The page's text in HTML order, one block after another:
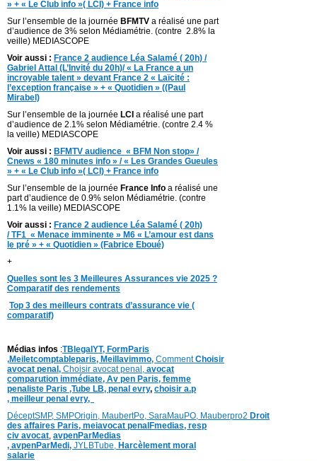
» + « Le Club info »( LCI) + France info
Sur l’ensemble de la journée BFMTV a réalisé une part
d’audience de 3% selon Médiamétrie. (contre 2.8% la
veille) MEDIASCOPE
Voir aussi : France 2 audience Léa Salamé ( 20h) /
Gabriel Attal (L’Invité du 20h)/ « La France a un
incroyable talent » devant France 2 « Laïcité :
l’exception française » + « Quotidien » ((Paul
Mirabel)
Sur l’ensemble de la journée LCI a réalisé une part
d’audience de 2.1% selon Médiamétrie. (contre 2.4 %
la veille) MEDIASCOPE
Voir aussi : BFMTV audience « BFM Non stop» /
Cnews « 180 minutes info » / « Les Grandes Gueules
» + « Le Club info »( LCI) + France info
Sur l’ensemble de la journée France Info a réalisé une
part d’audience de 0.9% selon Médiamétrie. (contre
1.1% la veille) MEDIASCOPE
Voir aussi : France 2 audience Léa Salamé ( 20h)
/TF1 « Menace imminente » M6 « L’amour est dans
le pré » + « Quotidien » (Fabrice Eboué)
+
Quelles sont les 3 Meilleures Assurances vie 2025 ?
Comparatif des rendements
Top 3 des meilleurs contrats d’assurance vie (
comparatif)
Médias infos :TBlegalYT, FormParis
,Meiletcomptableparis, Meillavimmo, CommentChoisir
avocat penal, Choisir avocat penal, avocat
comparution immédiate, Av pen Paris, femme
penaliste Paris ,Tube LB, penal evry, choisir a.p
, meilleur penal evry,
DéceptSMP, SMPOrigin, MaubertPo, SaraMauPO, Mauberpro2 Droit
des affaires Paris, meiavocat penalFmedias, resp
civ avocat, avpenParMedias
, avpenParMedi, JYLBTube, Harcèlement moral
salarie